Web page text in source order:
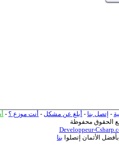
- إتصل بنا - أبلغ عن مشكل - أنت موزع ؟ -
Developpeur-
الأثمان إتصلوا بنا